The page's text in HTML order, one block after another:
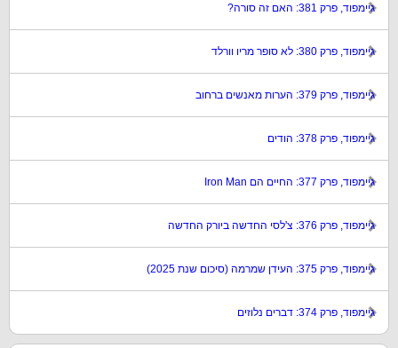
גיימפוד, פרק 381: האם זה סורה?
גיימפוד, פרק 380: לא סופר מריו וורלד
גיימפוד, פרק 379: הערות מאנשים ברחוב
גיימפוד, פרק 378: הודים
גיימפוד, פרק 377: החיים הם Iron Man
גיימפוד, פרק 376: צ'לסי החדשה ביורק החדשה
גיימפוד, פרק 375: העידן שמרמה (סיכום שנת 2025)
גיימפוד, פרק 374: דברים נלוזים